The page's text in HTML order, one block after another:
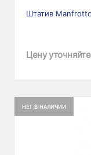
Штатив Manfrotto
Цену уточняйте
НЕТ В НАЛИЧИИ